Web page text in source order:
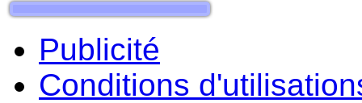
Publicité
Conditions